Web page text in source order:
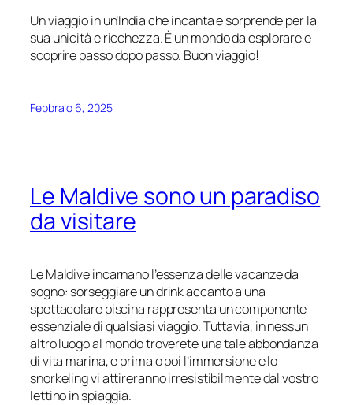
Un viaggio in un’India che incanta e sorprende per la
sua unicità e ricchezza. È un mondo da esplorare e
scoprire passo dopo passo. Buon viaggio!
Febbraio 6, 2025
Le Maldive sono un paradiso
da visitare
Le Maldive incarnano l’essenza delle vacanze da
sogno: sorseggiare un drink accanto a una
spettacolare piscina rappresenta un componente
essenziale di qualsiasi viaggio. Tuttavia, in nessun
altro luogo al mondo troverete una tale abbondanza
di vita marina, e prima o poi l’immersione e lo
snorkeling vi attireranno irresistibilmente dal vostro
lettino in spiaggia.